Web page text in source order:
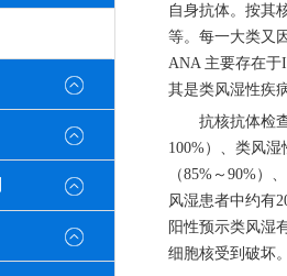
自身抗体。按其
等。每一大类又
ANA 主要存在于
其是类风湿性疾
抗核抗体检
100%）、类风
（85%～90%）
风湿患者中约有
阳性预示类风湿
细胞核受到破坏